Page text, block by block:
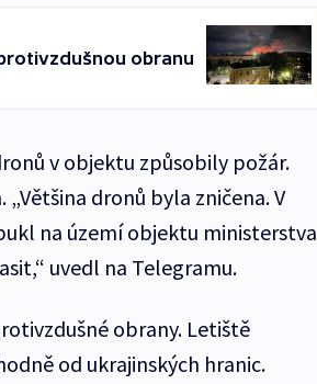
obranu
v objektu způsobily požár.
dronů byla zničena. V
na území objektu ministerstva
uvedl na Telegramu.
obrany. Letiště
od ukrajinských hranic.